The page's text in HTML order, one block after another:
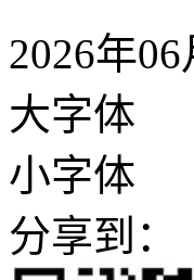
2026年
大字体
小字体
分享到：